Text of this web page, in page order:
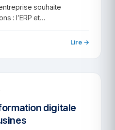
souhaite
: l’ERP et…
Lire →
digitale